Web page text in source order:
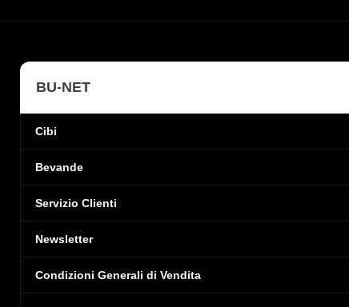
BU-NET
Cibi
Bevande
Servizio Clienti
Newsletter
Condizioni Generali di Vendita